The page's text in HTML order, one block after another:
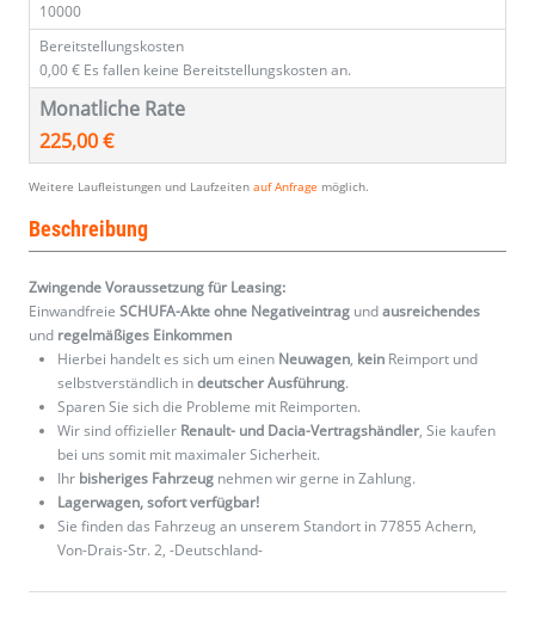
10000
Bereitstellungskosten
0,00 € Es fallen keine Bereitstellungskosten an.
Monatliche Rate
225,00 €
Weitere Laufleistungen und Laufzeiten auf Anfrage möglich.
Beschreibung
Zwingende Voraussetzung für Leasing:
Einwandfreie SCHUFA-Akte ohne Negativeintrag undausreichendes
und regelmäßiges Einkommen
Hierbei handelt es sich um einen Neuwagen, kein Reimport und
selbstverständlich indeutscher Ausführung.
Sparen Sie sich die Probleme mit Reimporten.
Wir sind offizieller Renault- und Dacia-Vertragshändler, Sie kaufen
bei uns somit mit maximaler Sicherheit.
Ihr bisheriges Fahrzeug nehmen wir gerne in Zahlung.
Lagerwagen, sofort verfügbar!
Sie finden das Fahrzeug an unserem Standort in 77855 Achern,
Von-Drais-Str. 2, -Deutschland-